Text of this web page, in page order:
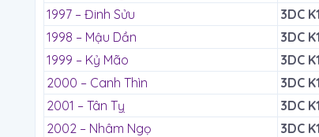
1997 – Đinh Sửu
3DC
1998 – Mậu Dần
3DC
1999 – Kỷ Mão
3DC
2000 – Canh Thìn
3DC
2001 – Tân Tỵ
3DC
2002 – Nhâm Ngọ
3DC